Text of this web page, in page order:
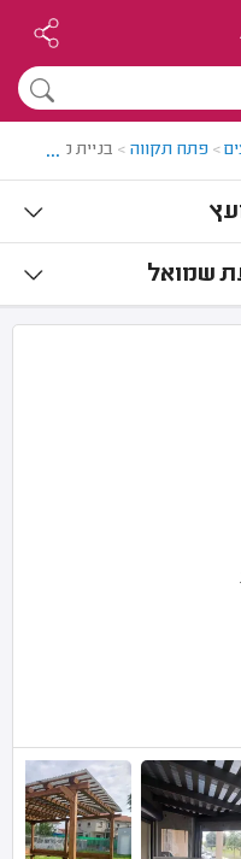
> פתח תקווה > בניית מרפסת
...
שמואל